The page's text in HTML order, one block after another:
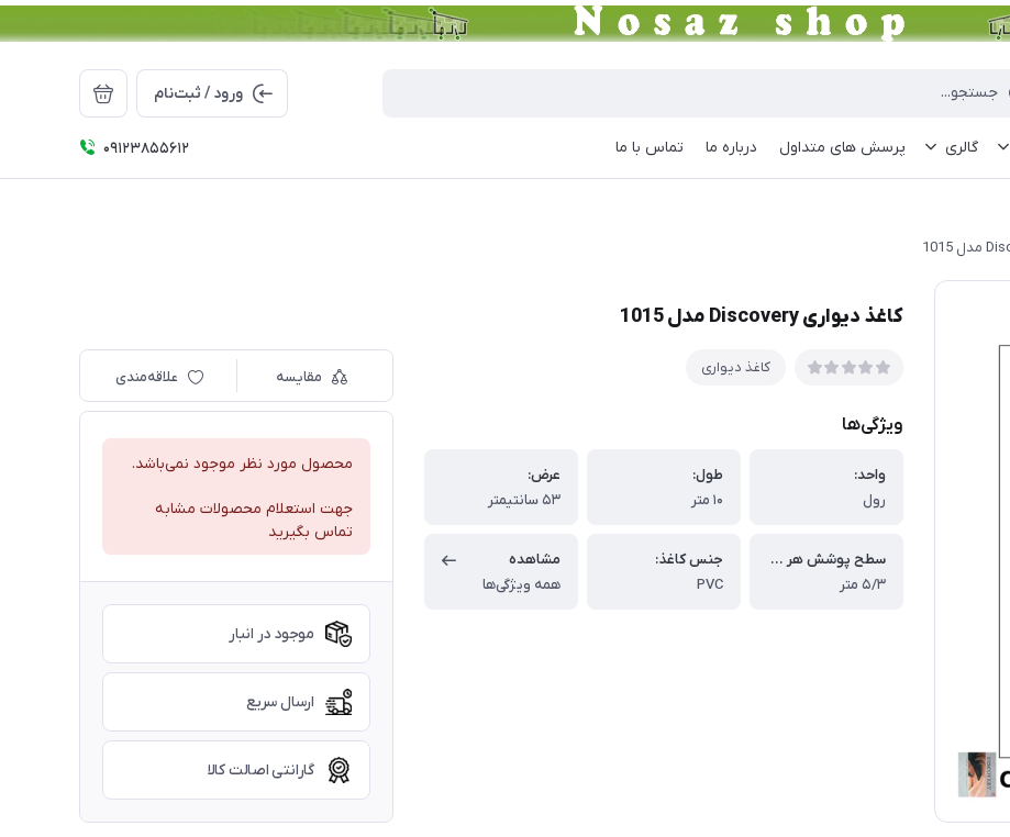
ورود / ثبت‌نام
گالری پرسش های متداول درباره ما تماس با ما 09123855612
کاغذ دیواری Discovery مدل 1015
کاغذ دیواری
ویژگی‌ها
واحد:
رول
طول:
۱۰ متر
عرض:
۵۳ سانتیمتر
سطح پوشش هر رول:
۵/۳ متر
جنس کاغذ:
PVC
مشاهده
همه ویژگی‌ها
مقایسه علاقه‌مندی
محصول مورد نظر موجود نمی‌باشد.
جهت استعلام محصولات مشابه
تماس بگیرید
موجود در انبار
ارسال سریع
گارانتی اصالت کالا